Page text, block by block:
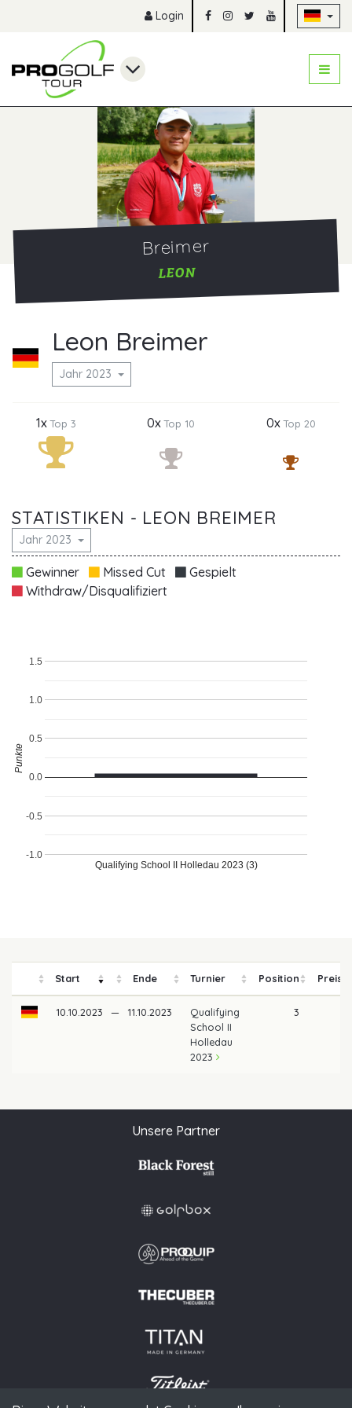
Login
Breimer
LEON
Leon Breimer
Jahr 2023
1xTop 3 0xTop 10 0xTop 20
STATISTIKEN - LEON BREIMER
Jahr 2023
Gewinner Missed Cut
Gespielt
Withdraw/Disqualifiziert
Qualifying School II Holledau 2023 (3)
-1.0
-0.5
0.0
0.5
1.0
1.5
Punkte
Start Ende Turnier Position
10.10.2023 — 11.10.2023
Qualifying
School II
Holledau
2023
3
Unsere Partner